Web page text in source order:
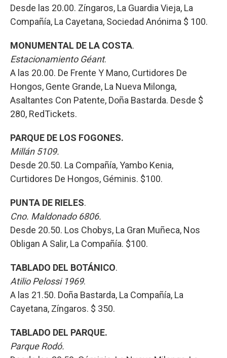
Desde las 20.00. Zíngaros, La Guardia Vieja, La
Compañía, La Cayetana, Sociedad Anónima $ 100.
MONUMENTAL DE LA COSTA.
Estacionamiento Géant.
A las 20.00. De Frente Y Mano, Curtidores De
Hongos, Gente Grande, La Nueva Milonga,
Asaltantes Con Patente, Doña Bastarda. Desde $
280, RedTickets.
PARQUE DE LOS FOGONES.
Millán 5109.
Desde 20.50. La Compañía, Yambo Kenia,
Curtidores De Hongos, Géminis. $100.
PUNTA DE RIELES.
Cno. Maldonado 6806.
Desde 20.50. Los Chobys, La Gran Muñeca, Nos
Obligan A Salir, La Compañía. $100.
TABLADO DEL BOTÁNICO.
Atilio Pelossi 1969.
A las 21.50. Doña Bastarda, La Compañía, La
Cayetana, Zíngaros. $ 350.
TABLADO DEL PARQUE.
Parque Rodó.